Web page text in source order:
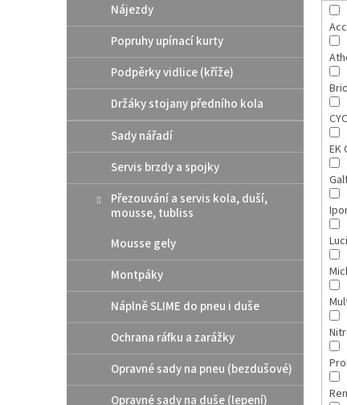
Nájezdy
Popruhy upínací kurty
Podpěrky vidlice (kříže)
Držáky stojany předního kola
Sady nářadí
Servis brzdy a spojky
Přezouvání a servis kola, duší,
mousse, tubliss
Mousse gely
Montpáky
Náplně SLIME do pneu i duše
Ochrana ráfku a zarážky
Opravné sady na pneu (bezdušové)
Opravné sady na duše (lepení)
EK